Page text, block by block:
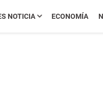
NOTICIA ECONOMÍA